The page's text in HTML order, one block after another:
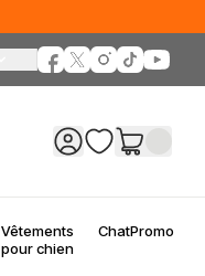
Vêtements
pour chien
ChatPromo